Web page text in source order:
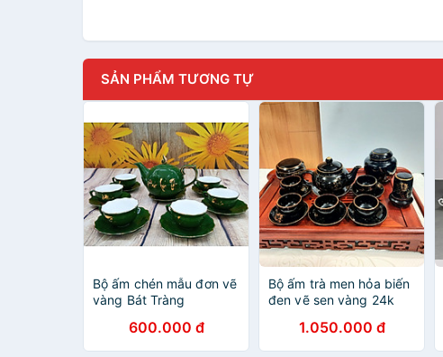
SẢN PHẨM TƯƠNG TỰ
Bộ ấm chén mẫu đơn vẽ
vàng Bát Tràng
600.000 đ
Bộ ấm trà men hỏa biến
đen vẽ sen vàng 24k
1.050.000 đ